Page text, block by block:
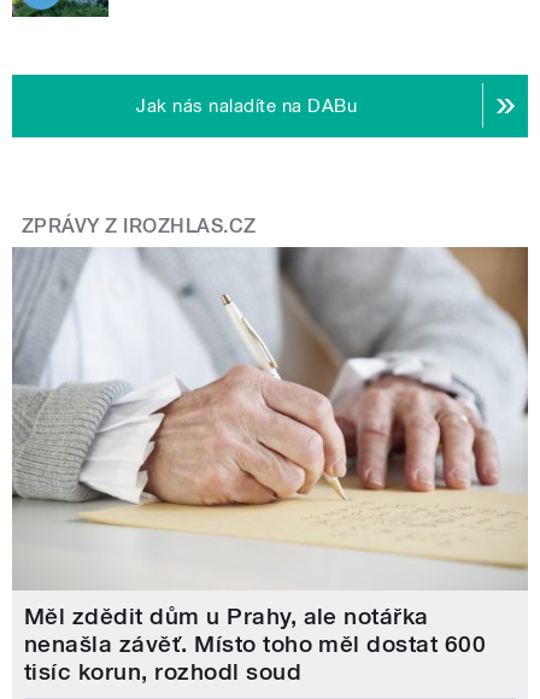
Jak nás naladíte na DABu
ZPRÁVY Z IROZHLAS.CZ
Měl zdědit dům u Prahy, ale notářka
nenašla závěť. Místo toho měl dostat 600
tisíc korun, rozhodl soud